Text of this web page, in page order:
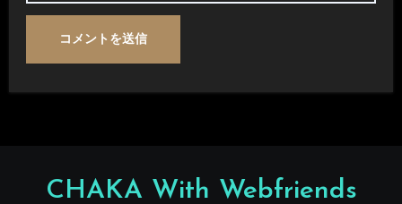
CHAKA With Webfriends